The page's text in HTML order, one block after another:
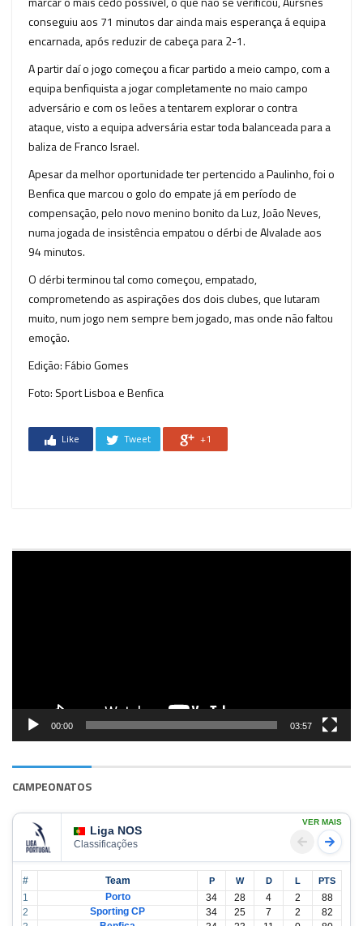
conseguiu aos 71 minutos dar ainda mais esperança á equipa
encarnada, após reduzir de cabeça para 2-1.
A partir daí o jogo começou a ficar partido a meio campo, com a
equipa benfiquista a jogar completamente no maio campo
adversário e com os leões a tentarem explorar o contra
ataque, visto a equipa adversária estar toda balanceada para a
baliza de Franco Israel.
Apesar da melhor oportunidade ter pertencido a Paulinho, foi o
Benfica que marcou o golo do empate já em período de
compensação, pelo novo menino bonito da Luz, João Neves,
numa jogada de insistência empatou o dérbi de Alvalade aos
94 minutos.
O dérbi terminou tal como começou, empatado,
comprometendo as aspirações dos dois clubes, que lutaram
muito, num jogo nem sempre bem jogado, mas onde não faltou
emoção.
Edição: Fábio Gomes
Foto: Sport Lisboa e Benfica
Like Tweet +1
00:00 03:57
CAMPEONATOS
Liga NOS
Classificações
VER MAIS
# Team P W D L PTS
1 Porto 34 28 4 2
88
2
Sporting CP 34 25 7 2
82